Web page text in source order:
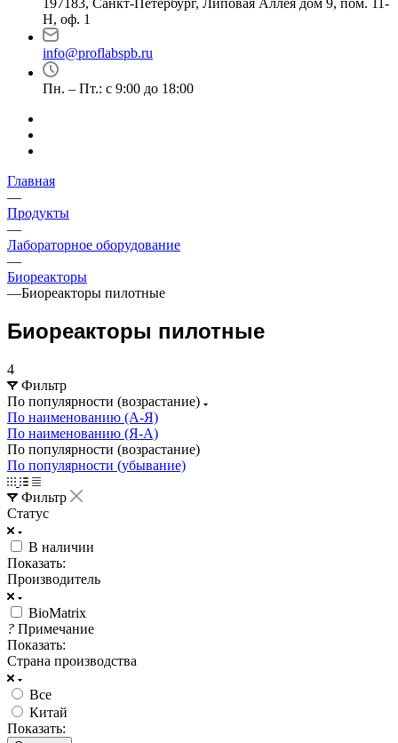
197183, Санкт-Петербург, Липовая Аллея дом 9, пом. 11-
Н, оф. 1
info@proflabspb.ru
Пн. – Пт.: с 9:00 до 18:00
Главная
—
Продукты
—
Лабораторное оборудование
—
Биореакторы
—Биореакторы пилотные
Биореакторы пилотные
4
Фильтр
По популярности (возрастание)
По наименованию (А-Я)
По наименованию (Я-А)
По популярности (возрастание)
По популярности (убывание)
Фильтр
Статус
В наличии
Показать:
Производитель
BioMatrix
? Примечание
Показать:
Страна производства
Все
Китай
Показать: